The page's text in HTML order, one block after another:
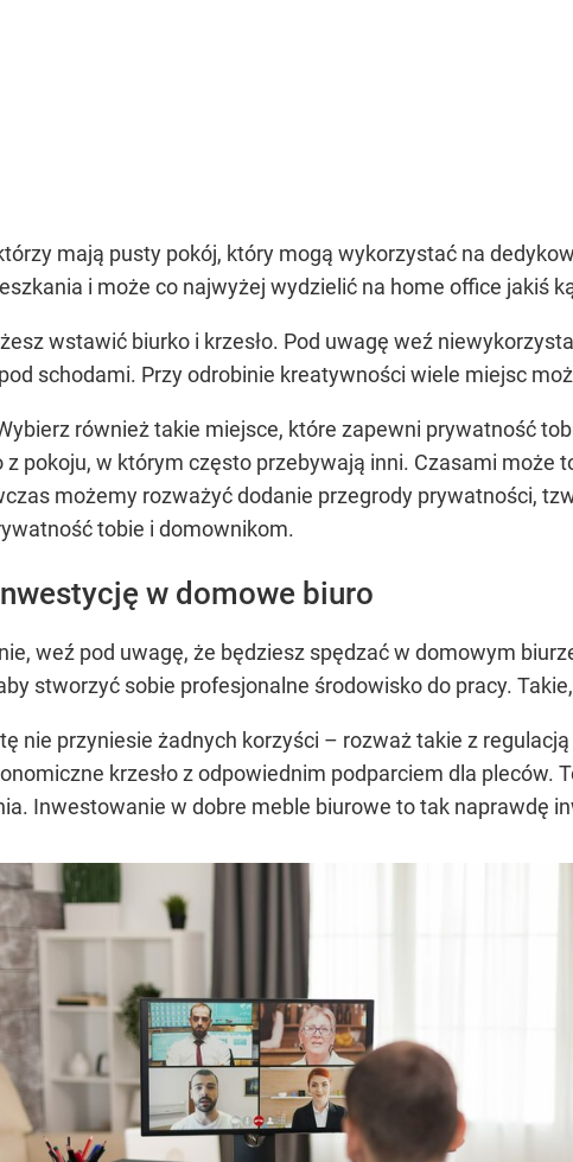
mają pusty pokój, który mogą wykorzystać na
i może co najwyżej wydzielić na home office jakiś
wstawić biurko i krzesło. Pod uwagę weź
schodami. Przy odrobinie kreatywności wiele miejsc
również takie miejsce, które zapewni prywatność
pokoju, w którym często przebywają inni. Czasami może
możemy rozważyć dodanie przegrody prywatności,
tobie i domownikom.
w domowe biuro
weź pod uwagę, że będziesz spędzać w domowym
stworzyć sobie profesjonalne środowisko do pracy.
nie przyniesie żadnych korzyści – rozważ takie z
krzesło z odpowiednim podparciem dla pleców.
Inwestowanie w dobre meble biurowe to tak naprawdę